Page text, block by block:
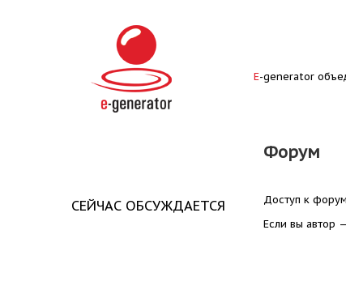
E-generator
Форум
СЕЙЧАС ОБСУЖДАЕТСЯ
Доступ к
Если вы автор —